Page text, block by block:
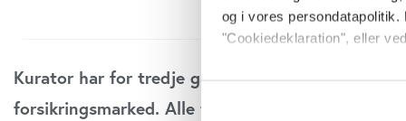
og i vores
"Cookiedeklaration", eller
Hvis du tillader det, vil vi
Kurator har for tredje gang udsendt stævning til
forsikringsmarked. Alle tre erstatningssager